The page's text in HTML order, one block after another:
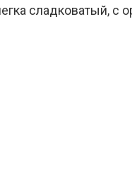
сладковатый, с